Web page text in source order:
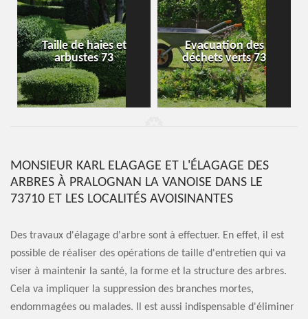
Taille de haies et
arbustes 73
Evacuation des
déchets verts 73
MONSIEUR KARL ELAGAGE ET L'ÉLAGAGE DES
ARBRES À PRALOGNAN LA VANOISE DANS LE
73710 ET LES LOCALITÉS AVOISINANTES
Des travaux d'élagage d'arbre sont à effectuer. En effet, il est
possible de réaliser des opérations de taille d'entretien qui va
viser à maintenir la santé, la forme et la structure des arbres.
Cela va impliquer la suppression des branches mortes,
endommagées ou malades. Il est aussi indispensable d'éliminer